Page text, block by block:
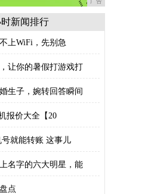
时新闻排行
上WiFi，先别急
让你的暑假打游戏打
生子，婉转回答瞬间
报价大全【20
就能转账 这事儿
名字的六大明星，能
点